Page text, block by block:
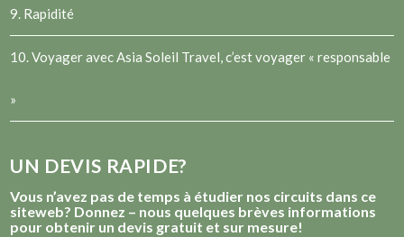
9. Rapidité
10. Voyager avec Asia Soleil Travel, c’est voyager « responsable
»
UN DEVIS RAPIDE?
Vous n’avez pas de temps à étudier nos circuits dans ce
siteweb? Donnez – nous quelques brèves informations
pour obtenir un devis gratuit et sur mesure!